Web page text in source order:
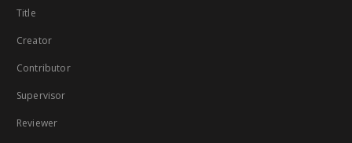
Title
Creator
Contributor
Supervisor
Reviewer